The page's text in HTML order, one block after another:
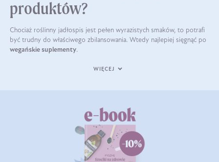
produktów?
Chociaż roślinny jadłospis jest pełen wyrazistych smaków, to potrafi
być trudny do właściwego zbilansowania. Wtedy najlepiej sięgnąć po
wegańskie suplementy.
WIĘCEJ